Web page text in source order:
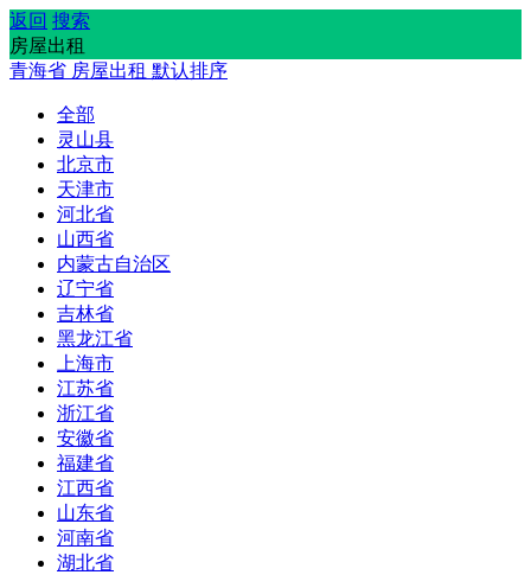
返回 搜索
房屋出租
青海省 房屋出租 默认排序
全部
灵山县
北京市
天津市
河北省
山西省
内蒙古自治区
辽宁省
吉林省
黑龙江省
上海市
江苏省
浙江省
安徽省
福建省
江西省
山东省
河南省
湖北省